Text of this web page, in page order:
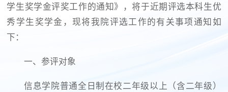
学生奖学金评奖工作的通知》，将于近期评选本科生优
秀学生奖学金，现将我院评选工作的有关事项通知如
下：
一、参评对象
信息学院普通全日制在校二年级以上（含二年级）